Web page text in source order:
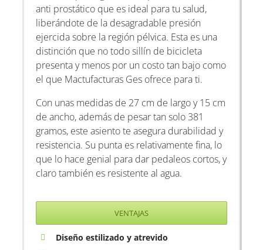
anti prostático que es ideal para tu salud,
liberándote de la desagradable presión
ejercida sobre la región pélvica. Esta es una
distinción que no todo sillín de bicicleta
presenta y menos por un costo tan bajo como
el que Mactufacturas Ges ofrece para ti.
Con unas medidas de 27 cm de largo y 15 cm
de ancho, además de pesar tan solo 381
gramos, este asiento te asegura durabilidad y
resistencia. Su punta es relativamente fina, lo
que lo hace genial para dar pedaleos cortos, y
claro también es resistente al agua.
VENTAJAS
Diseño estilizado y atrevido